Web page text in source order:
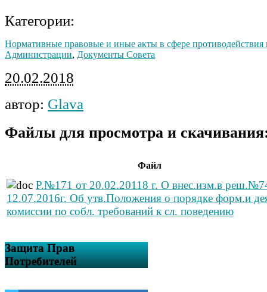
Категории:
Нормативные правовые и иные акты в сфере противодействия
Администрации, Документы Совета
20.02.2018
автор: Glava
Файлы для просмотра и
Файл
Р.№171 от 20.02.20118 г. О внес.изм.в
12.07.2016г. Об утв.Положения о порядке форм.и
комиссии по собл. требований к сл. поведению
Защита Прав
Потребителей